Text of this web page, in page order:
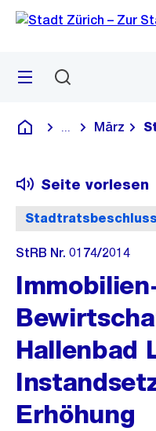
Navigation
Sprunglink
Menü
Deutsch
Blende alle
März
Stadtratsbeschluss
Seite vorlesen
StRB Nr. 0174/2014
Hallenbad
Erhöhung